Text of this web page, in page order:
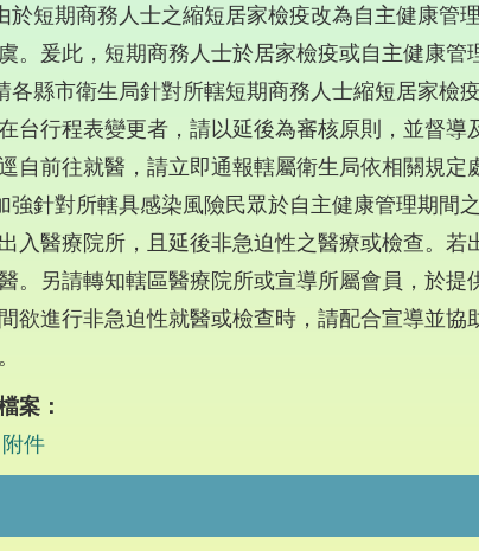
於短期商務人士之縮短居家檢疫改為自主健康管
。爰此，短期商務人士於居家檢疫或自主健康管
各縣市衛生局針對所轄短期商務人士縮短居家檢
台行程表變更者，請以延後為審核原則，並督
自前往就醫，請立即通報轄屬衛生局依相關規定
強針對所轄具感染風險民眾於自主健康管理期間
入醫療院所，且延後非急迫性之醫療或檢查。
。另請轉知轄區醫療院所或宣導所屬會員，於
欲進行非急迫性就醫或檢查時，請配合宣導並
案：
附件